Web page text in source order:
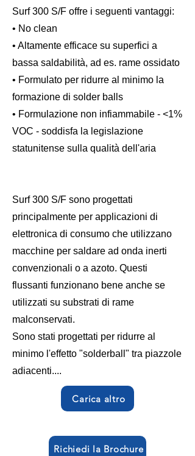
Surf 300 S/F offre i seguenti vantaggi:
• No clean
• Altamente efficace su superfici a
bassa saldabilità, ad es. rame ossidato
• Formulato per ridurre al minimo la
formazione di solder balls
• Formulazione non infiammabile - <1%
VOC - soddisfa la legislazione
statunitense sulla qualità dell'aria
Surf 300 S/F sono progettati
principalmente per applicazioni di
elettronica di consumo che utilizzano
macchine per saldare ad onda inerti
convenzionali o a azoto. Questi
flussanti funzionano bene anche se
utilizzati su substrati di rame
malconservati.
Sono stati progettati per ridurre al
minimo l'effetto "solderball" tra piazzole
adiacenti....
Carica altro
Richiedi la Brochure